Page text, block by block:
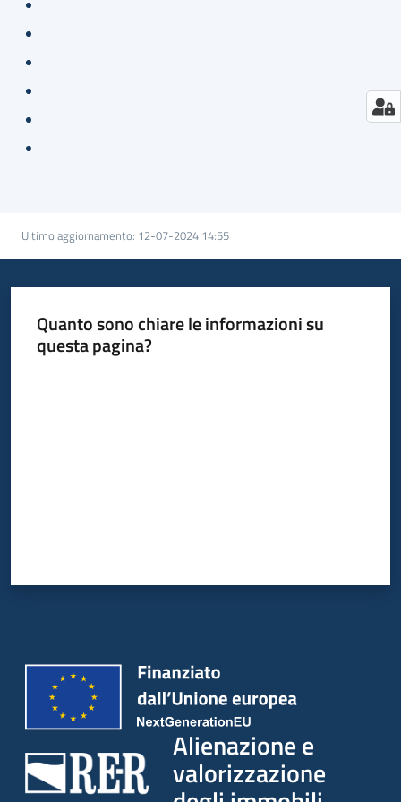
Ultimo aggiornamento: 12-07-2024 14:55
Quanto sono chiare le informazioni su
questa pagina?
Alienazione e
valorizzazione